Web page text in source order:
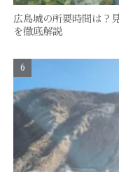
広島城の所要時間は？
を徹底解説